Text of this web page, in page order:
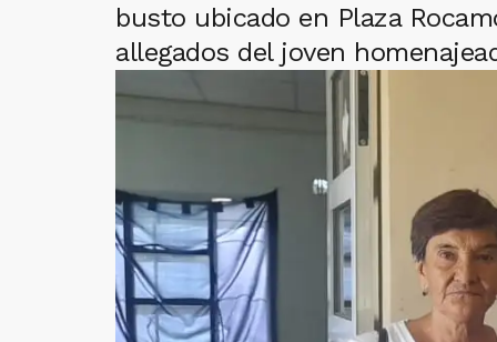
busto ubicado en Plaza
allegados del joven